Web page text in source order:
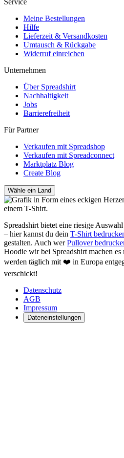
Meine Bestellungen
Hilfe
Lieferzeit & Versandkosten
Umtausch & Rückgabe
Widerruf einreichen
Unternehmen
Über Spreadshirt
Nachhaltigkeit
Jobs
Barrierefreiheit
Für Partner
Verkaufen mit Spreadshop
Verkaufen mit Spreadconnect
Marktplatz Blog
Create Blog
Wähle ein Land
Spreadshirt bietet eine riesige
– hier kannst du dein T-Shirt
gestalten. Auch werPullover
Hoodie wir bei Spreadshirt machen
werden täglich mit ❤️ in Europa
verschickt!
Datenschutz
AGB
Impressum
Dateneinstellungen